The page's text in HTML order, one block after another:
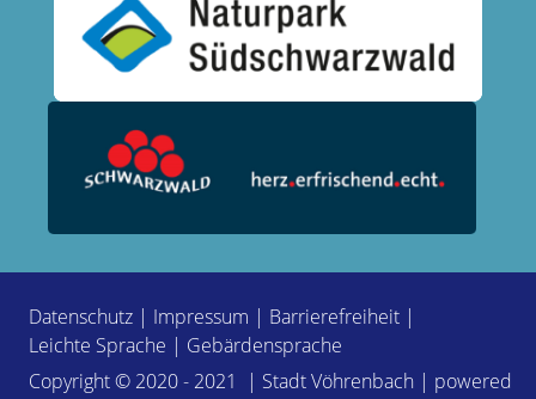
Datenschutz | Impressum | Barrierefreiheit |
Leichte Sprache | Gebärdensprache
Copyright © 2020 - 2021 | Stadt Vöhrenbach | powered